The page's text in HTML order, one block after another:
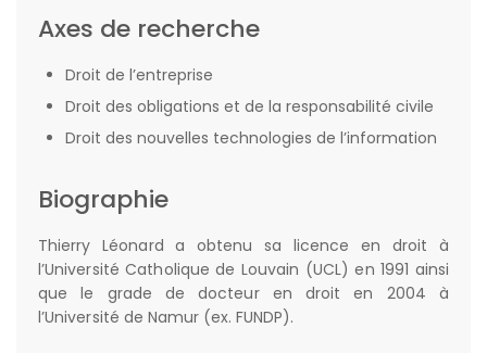
Axes de recherche
Droit de l’entreprise
Droit des obligations et de la responsabilité civile
Droit des nouvelles technologies de l’information
Biographie
Thierry Léonard a obtenu sa licence en droit à
l’Université Catholique de Louvain (UCL) en 1991 ainsi
que le grade de docteur en droit en 2004 à
l’Université de Namur (ex. FUNDP).